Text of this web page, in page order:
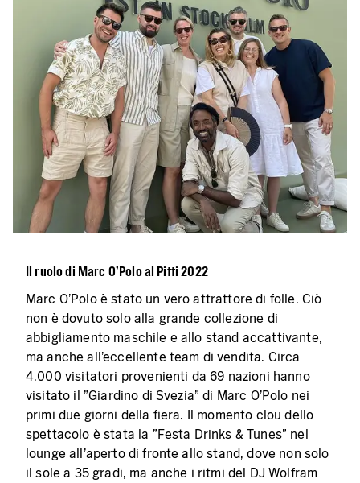
Il ruolo di Marc O'Polo al Pitti 2022
Marc O'Polo è stato un vero attrattore di folle. Ciò
non è dovuto solo alla grande collezione di
abbigliamento maschile e allo stand accattivante,
ma anche all'eccellente team di vendita. Circa
4.000 visitatori provenienti da 69 nazioni hanno
visitato il "Giardino di Svezia" di Marc O'Polo nei
primi due giorni della fiera. Il momento clou dello
spettacolo è stata la "Festa Drinks & Tunes" nel
lounge all'aperto di fronte allo stand, dove non solo
il sole a 35 gradi, ma anche i ritmi del DJ Wolfram